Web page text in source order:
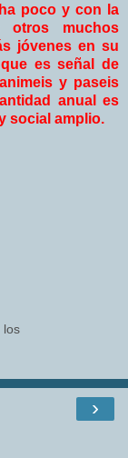
poco y con la
otros muchos
jóvenes en su
es señal de
y paseis
anual es
social amplio.
los
›